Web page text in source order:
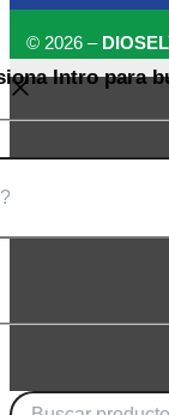
© 2026 –
Intro para
Búsqueda